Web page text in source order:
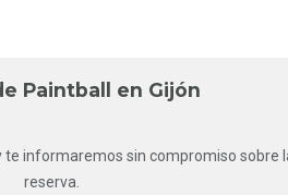
Paintball en Gijón
te informaremos sin compromiso sobre
reserva.